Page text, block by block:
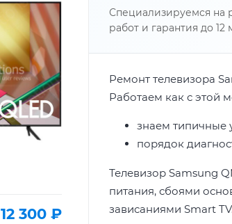
12 300 ₽
Специализируемся на
работ и гарантия до 12
Ремонт телевизора
Работаем как с этой
знаем типичные
порядок
Телевизор Samsung
питания, сбоями
зависаниями Smart